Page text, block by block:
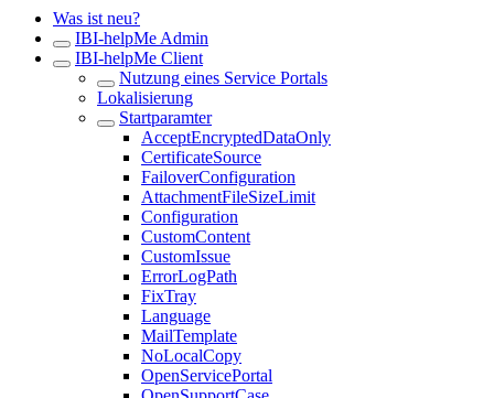
Was ist neu?
IBI-helpMe Admin
IBI-helpMe Client
Nutzung eines Service Portals
Lokalisierung
Startparamter
AcceptEncryptedDataOnly
CertificateSource
FailoverConfiguration
AttachmentFileSizeLimit
Configuration
CustomContent
CustomIssue
ErrorLogPath
FixTray
Language
MailTemplate
NoLocalCopy
OpenServicePortal